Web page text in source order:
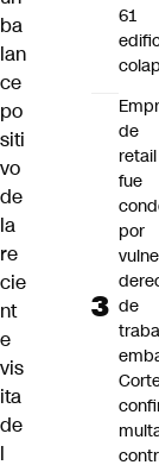
ba
lan
ce
po
siti
vo
de
la
re
cie
nt
e
vis
ita
de
l
61
de
retail
fue
por
de